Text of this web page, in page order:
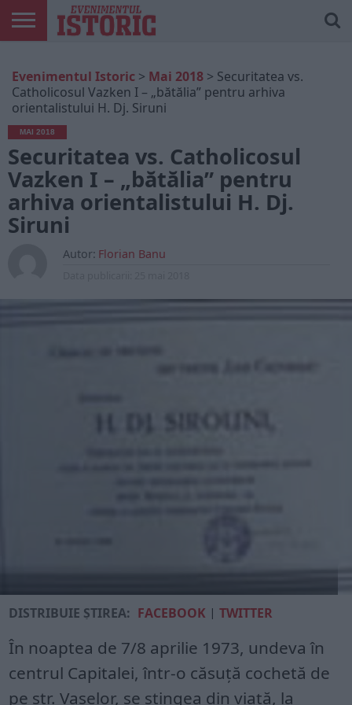
ONLINE
EDIȚII
TIPĂRITE
ISTORIC
PLAY
CONTUL
MEU
Evenimentul Istoric > Mai 2018 > Securitatea vs.
Catholicosul Vazken I – „bătălia” pentru arhiva
orientalistului H. Dj. Siruni
MAI 2018
Securitatea vs. Catholicosul
Vazken I – „bătălia” pentru
arhiva orientalistului H. Dj.
Siruni
Autor: Florian Banu
DISTRIBUIE ȘTIREA: FACEBOOK |TWITTER
În noaptea de 7/8 aprilie 1973, undeva în
centrul Capitalei, într-o căsuţă cochetă de
pe str. Vaselor, se stingea din viaţă, la